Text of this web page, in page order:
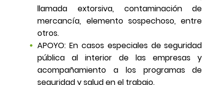
llamada extorsiva, contaminación de
mercancía, elemento sospechoso, entre
otros.
APOYO: En casos especiales de seguridad
pública al interior de las empresas y
acompañamiento a los programas de
seguridad y salud en el trabajo.